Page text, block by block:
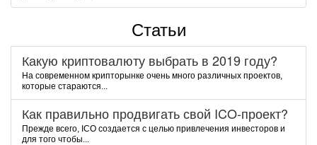
Статьи
Какую криптовалюту выбрать в 2019 году?
На современном крипторынке очень много различных проектов,
которые стараются...
Как правильно продвигать свой ICO-проект?
Прежде всего, ICO создается с целью привлечения инвесторов и
для того чтобы...